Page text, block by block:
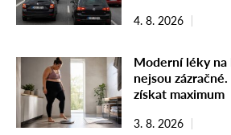
4. 8. 2026
Moderní léky
nejsou
získat maximum
3. 8. 2026